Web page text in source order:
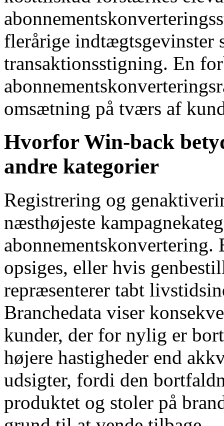
flerårige indtægtsgevinster
transaktionsstigning. En
omsætning på tværs af
Hvorfor Win-back
andre kategorier
Registrering og
næsthøjeste
abonnementskonvertering.
opsiges, eller hvis
repræsenterer tabt
Branchedata viser
kunder, der for nylig er
højere hastigheder end
udsigter, fordi den
produktet og stoler på